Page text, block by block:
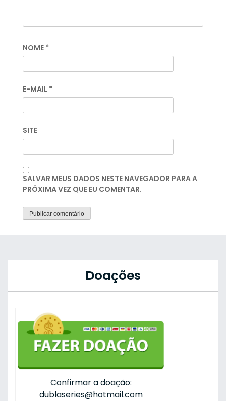
NOME *
E-MAIL *
SITE
SALVAR MEUS DADOS NESTE NAVEGADOR PARA A
PRÓXIMA VEZ QUE EU COMENTAR.
Doações
Confirmar a doação:
dublaseries@hotmail.com